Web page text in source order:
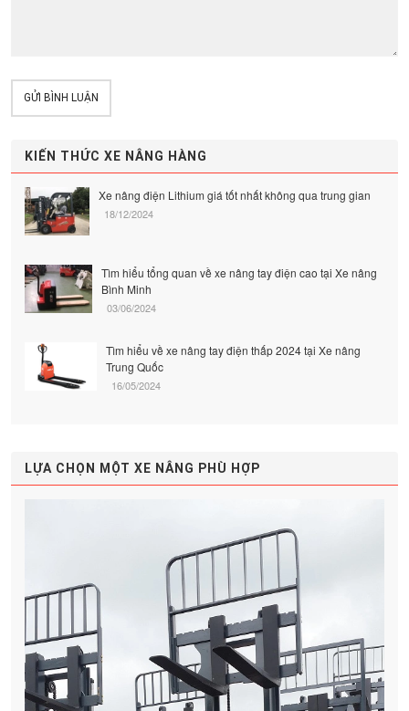
GỬI BÌNH LUẬN
KIẾN THỨC XE NÂNG HÀNG
Xe nâng điện Lithium giá tốt nhất không qua trung gian
18/12/2024
Tìm hiểu tổng quan về xe nâng tay điện cao tại Xe nâng
Bình Minh
03/06/2024
Tìm hiểu về xe nâng tay điện thấp 2024 tại Xe nâng
Trung Quốc
16/05/2024
LỰA CHỌN MỘT XE NÂNG PHÙ HỢP